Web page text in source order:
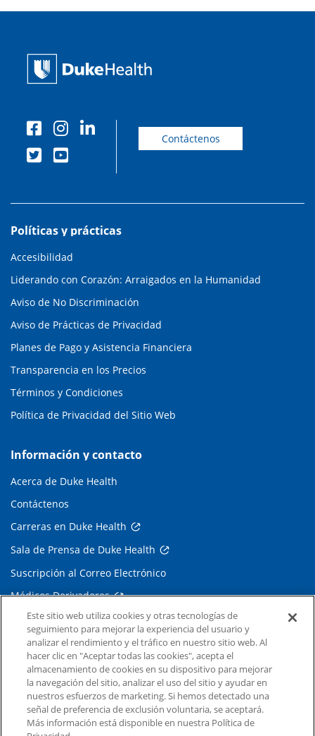
Contáctenos
Políticas y prácticas
Accesibilidad
Liderando con Corazón: Arraigados en la Humanidad
Aviso de No Discriminación
Aviso de Prácticas de Privacidad
Planes de Pago y Asistencia Financiera
Transparencia en los Precios
Términos y Condiciones
Política de Privacidad del Sitio Web
Información y contacto
Acerca de Duke Health
Contáctenos
Carreras en Duke Health
Sala de Prensa de Duke Health
Suscripción al Correo Electrónico
Médicos Derivadores
Enlaces relacionados
Duke Cancer Institute
Duke Children's
Duke School of Medicine
Duke School of Nursing
Este sitio web utiliza cookies y otras tecnologías de
seguimiento para mejorar la experiencia del usuario y
analizar el rendimiento y el tráfico en nuestro sitio web. Al
hacer clic en "Aceptar todas las cookies", acepta el
almacenamiento de cookies en su dispositivo para mejorar
la navegación del sitio, analizar el uso del sitio y ayudar en
nuestros esfuerzos de marketing. Si hemos detectado una
señal de preferencia de exclusión voluntaria, se aceptará.
Más información está disponible en nuestra Política de